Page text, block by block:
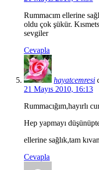
Rummacım ellerine
oldu çok şükür.
sevgiler
Cevapla
hayatcemresi
21 Mayıs 2010, 16:13
Rummacığım,hayırlı
Hep yapmayı
ellerine sağlık,tam
Cevapla